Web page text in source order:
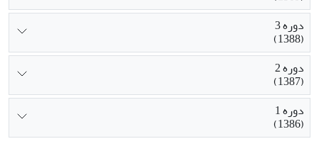
دوره 3
(1388)
دوره 2
(1387)
دوره 1
(1386)